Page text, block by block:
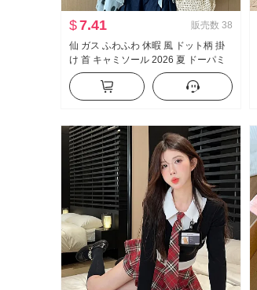
$7.41 販売数 38
仙 ガス ふわふわ 休暇 風 ドット柄 掛
け 首 キャミソール 2026 夏 ドーパミ
ン ケーキ ポンポン ベビーシャツ トッ
プス